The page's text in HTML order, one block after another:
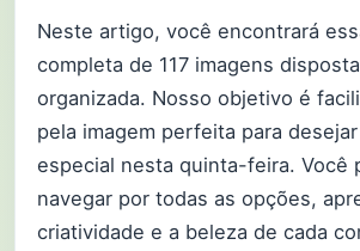
Neste artigo, você encontrará
completa de 117 imagens
organizada. Nosso objetivo é
pela imagem perfeita para
especial nesta quinta-feira. Você
navegar por todas as opções,
criatividade e a beleza de cada